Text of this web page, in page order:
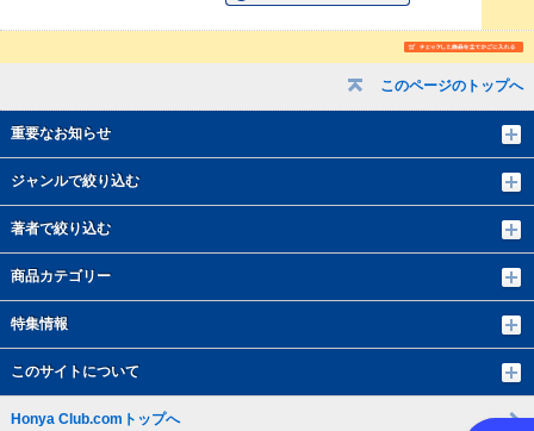
このページのトップへ
重要なお知らせ
ジャンルで絞り込む
著者で絞り込む
商品カテゴリー
特集情報
このサイトについて
Honya Club.comトップへ